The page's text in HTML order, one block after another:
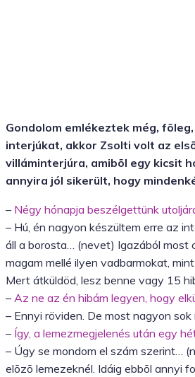
Gondolom emlékeztek még,
interjúkat, akkor Zsolti volt az
villáminterjúra, amibõl egy kicsit
annyira jól sikerült, hogy
– Négy hónapja beszélgettünk
– Hú, én nagyon készültem erre az
áll a borosta… (nevet) Igazából most
magam mellé ilyen vadbarmokat,
Mert átküldöd, lesz benne vagy 15
– Az ne az én hibám legyen, hogy
– Ennyi röviden. De most nagyon
– Így, a lemezmegjelenés után egy
– Úgy se mondom el szám szerint…
elõzõ lemezeknél. Idáig ebbõl annyi